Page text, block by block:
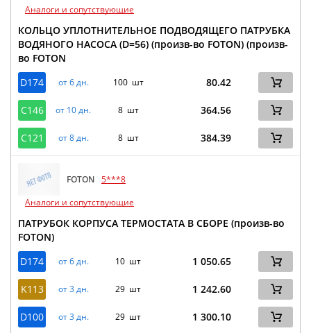
Аналоги и сопутствующие
КОЛЬЦО УПЛОТНИТЕЛЬНОЕ ПОДВОДЯЩЕГО ПАТРУБКА
ВОДЯНОГО НАСОСА (D=56) (произв-во FOTON) (произв-
во FOTON
D174
от 6 дн. 100 шт 80.42
C146 от 10 дн. 8 шт 364.56
C121 от 8 дн. 8 шт 384.39
FOTON 5***8
Аналоги и сопутствующие
ПАТРУБОК КОРПУСА ТЕРМОСТАТА В СБОРЕ (произв-во
FOTON)
D174
от 6 дн. 10 шт 1 050.65
K113 от 3 дн. 29 шт 1 242.60
D100 от 3 дн. 29 шт 1 300.10